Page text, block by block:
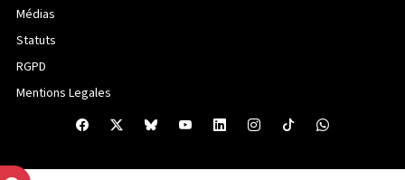
Médias
Statuts
RGPD
Mentions Legales